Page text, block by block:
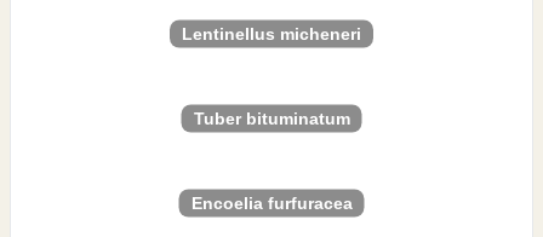
Lentinellus micheneri
Tuber bituminatum
Encoelia furfuracea